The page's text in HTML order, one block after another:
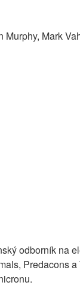
Murphy, Mark
odborník na
Predacons